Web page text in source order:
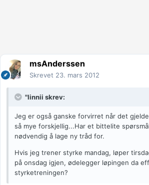
msAnderssen
Skrevet 23. mars 2012
"linnii skrev:
Jeg er også ganske forvirret når det
så mye forskjellig...Har et bittelite
nødvendig å lage ny tråd for.
Hvis jeg trener styrke mandag, løper
på onsdag igjen, ødelegger løpingen da
styrketreningen?